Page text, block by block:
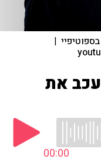
|
את
00:00